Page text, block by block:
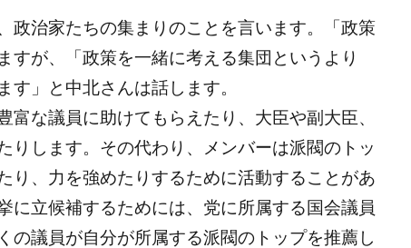
政治家たちの集まりのことを言います。「政策
すが、「政策を一緒に考える集団というより
」と中北さんは話します。
な議員に助けてもらえたり、大臣や副大臣、
りします。その代わり、メンバーは派閥のトッ
り、力を強めたりするために活動することがあ
に立候補するためには、党に所属する国会議員
の議員が自分が所属する派閥のトップを推薦し